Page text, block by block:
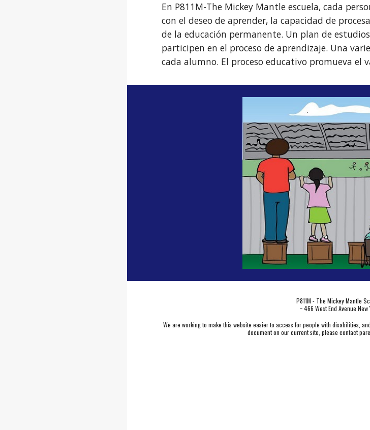
En P811M-The Mickey Mantle escuela, cada
con el deseo de aprender, la capacidad de
de la educación permanente. Un plan de
participen en el proceso de aprendizaje. Una
cada alumno. El proceso educativo promueva el
P811M - The Mickey Mantle
~ 466 West End Avenue
We are working to make this website easier to access for people with disabilities,
document on our current site, please contact